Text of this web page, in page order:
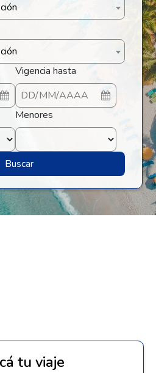
Vigencia hasta
Menores
Buscar
tu viaje